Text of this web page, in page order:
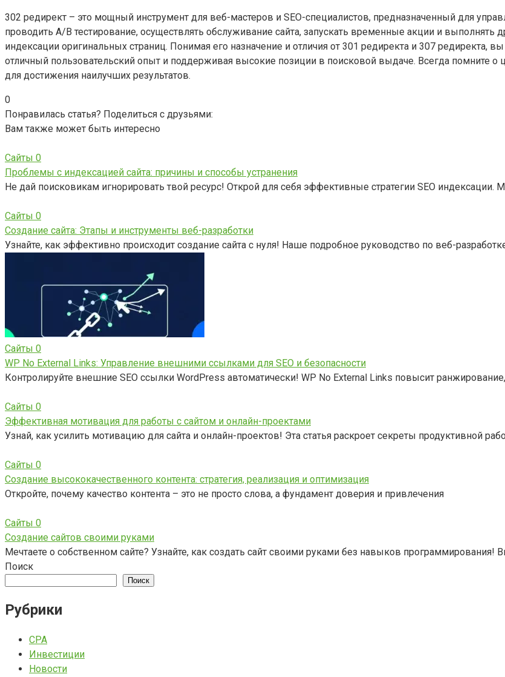
302 редирект – это мощный инструмент для веб-мастеров и SEO-специалистов, предназначенный для
проводить A/B тестирование, осуществлять обслуживание сайта, запускать временные акции и выполнять
индексации оригинальных страниц. Понимая его назначение и отличия от 301 редиректа и 307 редиректа,
отличный пользовательский опыт и поддерживая высокие позиции в поисковой выдаче. Всегда помните о
для достижения наилучших результатов.
0
Понравилась статья? Поделиться с друзьями:
Вам также может быть интересно
Сайты 0
Проблемы с индексацией сайта: причины и способы устранения
Не дай поисковикам игнорировать твой ресурс! Открой для себя эффективные стратегии SEO индексации.
Сайты 0
Создание сайта: Этапы и инструменты веб-разработки
Узнайте, как эффективно происходит создание сайта с нуля! Наше подробное руководство по веб-
Сайты 0
WP No External Links: Управление внешними ссылками для SEO и безопасности
Контролируйте внешние SEO ссылки WordPress автоматически! WP No External Links повысит
Сайты 0
Эффективная мотивация для работы с сайтом и онлайн-проектами
Узнай, как усилить мотивацию для сайта и онлайн-проектов! Эта статья раскроет секреты продуктивной
Сайты 0
Создание высококачественного контента: стратегия, реализация и оптимизация
Откройте, почему качество контента – это не просто слова, а фундамент доверия и привлечения
Сайты 0
Создание сайтов своими руками
Мечтаете о собственном сайте? Узнайте, как создать сайт своими руками без навыков программирования!
Поиск
Поиск
Рубрики
CPA
Инвестиции
Новости